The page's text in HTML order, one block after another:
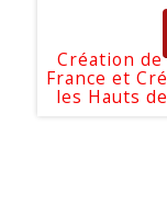
Création
France et
les Hauts